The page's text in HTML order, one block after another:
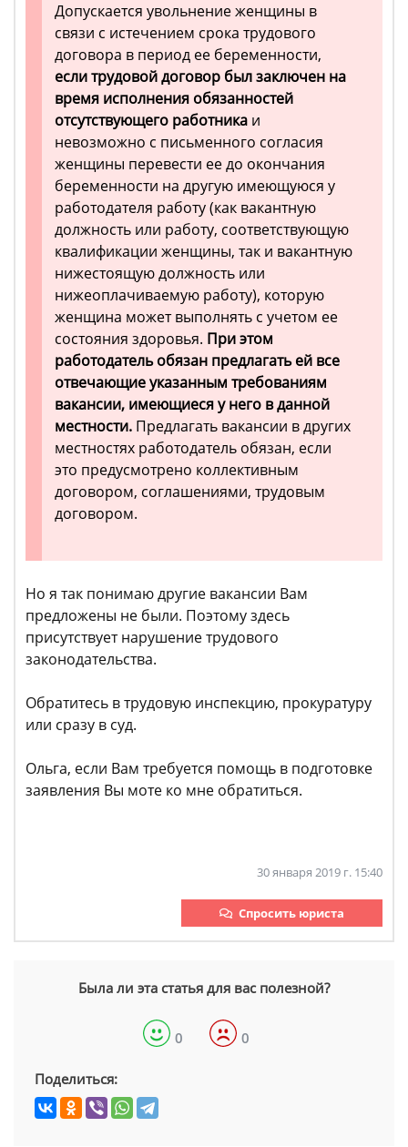
Допускается увольнение женщины в
связи с истечением срока трудового
договора в период ее беременности,
если трудовой договор был заключен на
время исполнения обязанностей
отсутствующего работника и
невозможно с письменного согласия
женщины перевести ее до окончания
беременности на другую имеющуюся у
работодателя работу (как вакантную
должность или работу, соответствующую
квалификации женщины, так и вакантную
нижестоящую должность или
нижеоплачиваемую работу), которую
женщина может выполнять с учетом ее
состояния здоровья. При этом
работодатель обязан предлагать ей все
отвечающие указанным требованиям
вакансии, имеющиеся у него в данной
местности. Предлагать вакансии в других
местностях работодатель обязан, если
это предусмотрено коллективным
договором, соглашениями, трудовым
договором.
Но я так понимаю другие вакансии Вам
предложены не были. Поэтому здесь
присутствует нарушение трудового
законодательства.
Обратитесь в трудовую инспекцию, прокуратуру
или сразу в суд.
Ольга, если Вам требуется помощь в подготовке
заявления Вы моте ко мне обратиться.
30 января 2019 г. 15:40
Спросить юриста
Была ли эта статья для вас полезной?
0 0
Поделиться: